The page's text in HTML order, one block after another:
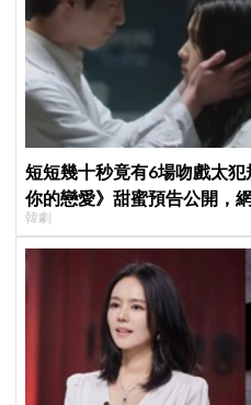
短短幾十秒竟有6場吻戲太
你的戀愛》甜蜜預告公開，
韓劇